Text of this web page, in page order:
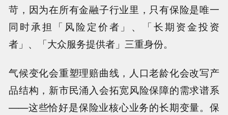
苛，因为在所有金融子行业里，只有保险是唯一
同时承担「风险定价者」、「长期资金投资
者」、「大众服务提供者」三重身份。
气候变化会重塑理赔曲线，人口老龄化会改写产
品结构，新市民涌入会拓宽风险保障的需求谱系
——这些恰好是保险业核心业务的长期变量。保